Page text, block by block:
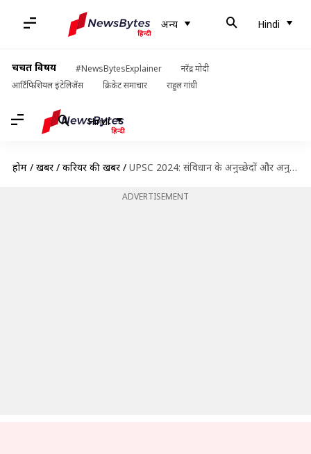
अन्य Hindi
चर्चित विषय #NewsBytesExplainer
नरेंद्र मोदी
आर्टिफिशियल इंटेलिजेंस
क्रिकेट समाचार राहुल गांधी
Hindi
होम / खबरें / करियर की खबरें / UPSC 2024: संविधान के अनुच्छेदों और अनुसूचियों को कैसे याद करें?
ADVERTISEMENT